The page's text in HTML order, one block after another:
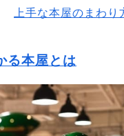
上手な本屋のまわ
る本屋とは